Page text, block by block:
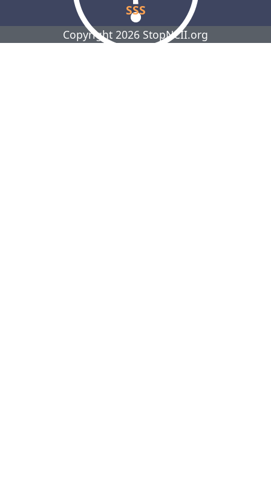
SSS
Copyright 2026 StopNCII.org